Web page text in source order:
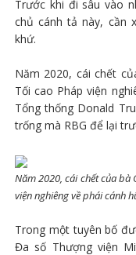
Trước khi đi sâu vào
chủ cánh tả này, cần
khứ.
Năm 2020, cái chết
Tối cao Pháp viện
Tổng thống Donald
trống mà RBG để lại
Năm 2020, cái chết của bà
viện nghiêng về phái cánh
Trong một tuyên bố
Đa số Thượng viện